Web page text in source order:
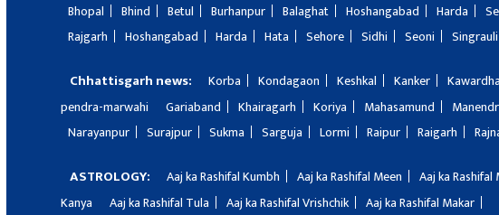
Bhopal
Bhind Betul Burhanpur Balaghat Hoshangabad Harda
Rajgarh
Hoshangabad Harda Hata Sehore Sidhi Seoni Singrauli
Chhattisgarh news: Korba Kondagaon Keshkal Kanker Kawardha
pendra-marwahi
Gariaband Khairagarh Koriya Mahasamund
Narayanpur
Surajpur Sukma Sarguja Lormi Raipur Raigarh
ASTROLOGY: Aaj ka Rashifal Kumbh Aaj ka Rashifal Meen Aaj ka Rashifal
Kanya
Aaj ka Rashifal Tula Aaj ka Rashifal Vrishchik Aaj ka Rashifal Makar